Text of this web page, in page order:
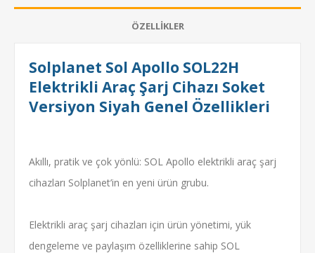
ÖZELLIKLER
Solplanet Sol Apollo SOL22H
Elektrikli Araç Şarj Cihazı Soket
Versiyon Siyah Genel Özellikleri
Akıllı, pratik ve çok yönlü: SOL Apollo elektrikli araç şarj
cihazları Solplanet’in en yeni ürün grubu.
Elektrikli araç şarj cihazları için ürün yönetimi, yük
dengeleme ve paylaşım özelliklerine sahip SOL